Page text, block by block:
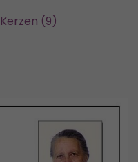
Kerzen (9)